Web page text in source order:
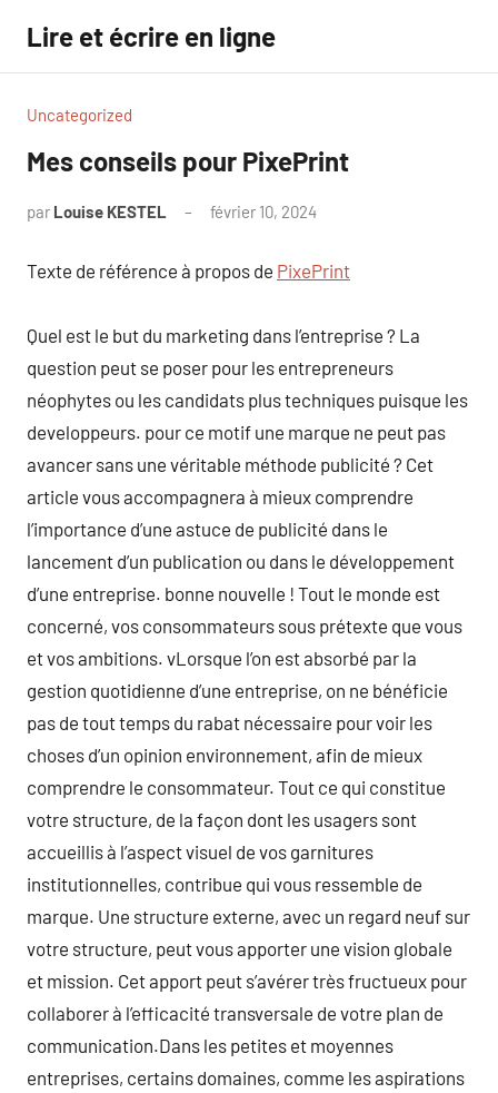
contenu
Lire et écrire en ligne
Uncategorized
Mes conseils pour PixePrint
par Louise KESTEL février 10, 2024
Texte de référence à propos de PixePrint
Quel est le but du marketing dans l’entreprise ? La
question peut se poser pour les entrepreneurs
néophytes ou les candidats plus techniques puisque les
developpeurs. pour ce motif une marque ne peut pas
avancer sans une véritable méthode publicité ? Cet
article vous accompagnera à mieux comprendre
l’importance d’une astuce de publicité dans le
lancement d’un publication ou dans le développement
d’une entreprise. bonne nouvelle ! Tout le monde est
concerné, vos consommateurs sous prétexte que vous
et vos ambitions. vLorsque l’on est absorbé par la
gestion quotidienne d’une entreprise, on ne bénéficie
pas de tout temps du rabat nécessaire pour voir les
choses d’un opinion environnement, afin de mieux
comprendre le consommateur. Tout ce qui constitue
votre structure, de la façon dont les usagers sont
accueillis à l’aspect visuel de vos garnitures
institutionnelles, contribue qui vous ressemble de
marque. Une structure externe, avec un regard neuf sur
votre structure, peut vous apporter une vision globale
et mission. Cet apport peut s’avérer très fructueux pour
collaborer à l’efficacité transversale de votre plan de
communication.Dans les petites et moyennes
entreprises, certains domaines, comme les aspirations